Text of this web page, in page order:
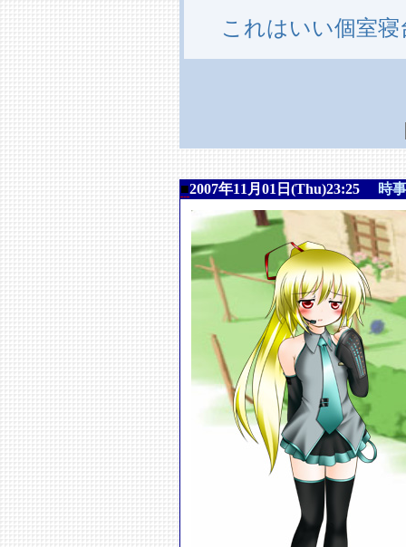
これはいい個室
■2007年11月01日(Thu)23:25 時